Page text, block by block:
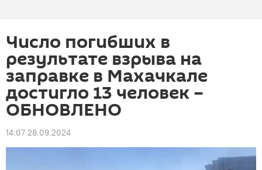
Число погибших в
результате взрыва на
заправке в Махачкале
достигло 13 человек –
ОБНОВЛЕНО
14:07 28.09.2024